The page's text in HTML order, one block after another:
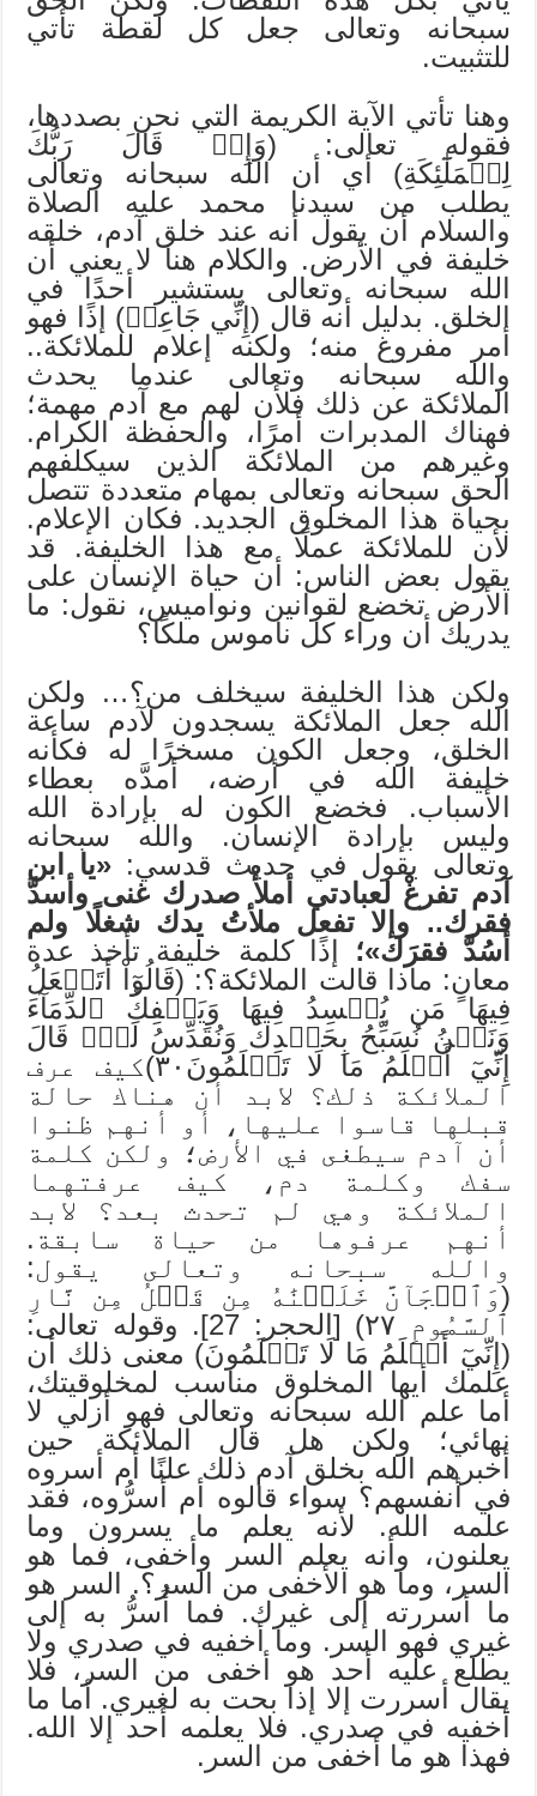
سبحانه وتعالى جعل كل لقطة تأتي
للتثبيت.
وهنا تأتي الآية الكريمة التي نحن بصددها،
فقوله تعالى: (وَإِذۡ قَالَ رَبُّكَ
لِلۡمَلَٰٓئِكَةِ) أي أن الله سبحانه وتعالى
يطلب من سيدنا محمد عليه الصلاة
والسلام أن يقول أنه عند خلق آدم، خلقه
خليفة في الأرض. والكلام هنا لا يعني أن
الله سبحانه وتعالى يستشير أحدًا في
الخلق. بدليل أنه قال (إِنِّي جَاعِلٞ) إذًا فهو
أمر مفروغ منه؛ ولكنه إعلام للملائكة..
والله سبحانه وتعالى عندما يحدث
الملائكة عن ذلك فلأن لهم مع آدم مهمة؛
فهناك المدبرات أمرًا، والحفظة الكرام.
وغيرهم من الملائكة الذين سيكلفهم
الحق سبحانه وتعالى بمهام متعددة تتصل
بحياة هذا المخلوق الجديد. فكان الإعلام.
لأن للملائكة عملًا مع هذا الخليفة. قد
يقول بعض الناس: أن حياة الإنسان على
الأرض تخضع لقوانين ونواميس، نقول: ما
يدريك أن وراء كل ناموس ملكًا؟
ولكن هذا الخليفة سيخلف من؟… ولكن
الله جعل الملائكة يسجدون لآدم ساعة
الخلق، وجعل الكون مسخرًا له فكأنه
خليفة الله في أرضه، أمدَّه بعطاء
الأسباب. فخضع الكون له بإرادة الله
وليس بإرادة الإنسان. والله سبحانه
وتعالى يقول في حديث قدسي: «يا ابن
آدم تفرغْ لعبادتي أملأْ صدرك غنى وأسدَّ
فقرك.. وإلا تفعل ملأتُ يدك شغلًا ولم
أسُدَّ فقرَك»؛ إذًا كلمة خليفة تأخذ عدة
معانٍ: ماذا قالت الملائكة؟: (قَالُوٓاْ أَتَجۡعَلُ
فِيهَا مَن يُفۡسِدُ فِيهَا وَيَسۡفِكُ ٱلدِّمَآءَ
وَنَحۡنُ نُسَبِّحُ بِحَمۡدِكَ وَنُقَدِّسُ لَكَۖ قَالَ
إِنِّيٓ أَعۡلَمُ مَا لَا تَعۡلَمُونَ٣٠)كيف عرف
الملائكة ذلك؟ لابد أن هناك حالة
قبلها قاسوا عليها، أو أنهم ظنوا
أن آدم سيطغى في الأرض؛ ولكن كلمة
سفك وكلمة دم، كيف عرفتهما
الملائكة وهي لم تحدث بعد؟ لابد
أنهم عرفوها من حياة سابقة.
والله سبحانه وتعالى يقول:
(وَٱلۡجَآنَّ خَلَقۡنَٰهُ مِن قَبۡلُ مِن نَّارِ
ٱلسَّمُومِ ٢٧) [الحجر: 27]. وقوله تعالى:
(إِنِّيٓ أَعۡلَمُ مَا لَا تَعۡلَمُونَ) معنى ذلك أن
علمك أيها المخلوق مناسب لمخلوقيتك،
أما علم الله سبحانه وتعالى فهو أزلي لا
نهائي؛ ولكن هل قال الملائكة حين
أخبرهم الله بخلق آدم ذلك علنًا أم أسروه
في أنفسهم؟ سواء قالوه أم أسرُّوه، فقد
علمه الله. لأنه يعلم ما يسرون وما
يعلنون، وأنه يعلم السر وأخفى، فما هو
السر، وما هو الأخفى من السر؟. السر هو
ما أسررته إلى غيرك. فما أُسرُّ به إلى
غيري فهو السر. وما أخفيه في صدري ولا
يطلع عليه أحد هو أخفى من السر، فلا
يقال أسررت إلا إذا بحت به لغيري. أما ما
أخفيه في صدري. فلا يعلمه أحد إلا الله.
فهذا هو ما أخفى من السر.